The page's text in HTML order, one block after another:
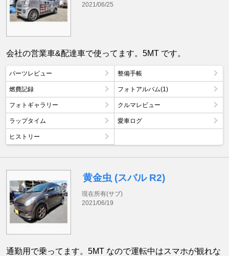
2021/06/25
会社の営業車&配達車で使ってます。5MT です。
パーツレビュー 整備手帳
燃費記録 フォトアルバム(1)
フォトギャラリー クルマレビュー
ラップタイム 愛車ログ
ヒストリー
黄金虫 (スバル R2)
現在所有(サブ)
2021/06/19
通勤用で乗ってます。5MT なので運転中はスマホが観れな